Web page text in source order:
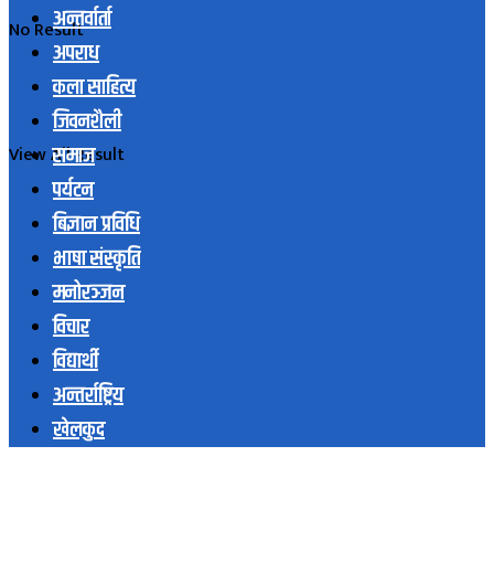
No Result
View All Result
अन्तर्वार्ता
अपराध
कला साहित्य
जिवनशैली
समाज
पर्यटन
बिज्ञान प्रविधि
भाषा संस्कृति
मनोरञ्जन
विचार
विद्यार्थी
अन्तर्राष्ट्रिय
खेलकुद